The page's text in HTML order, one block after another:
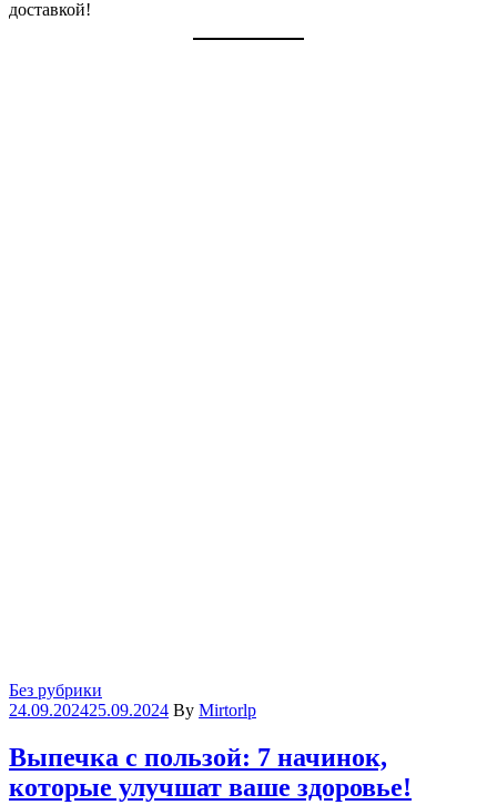
доставкой!
Categories
Без рубрики
24.09.202425.09.2024 By Mirtorlp
Выпечка с пользой: 7 начинок,
которые улучшат ваше здоровье!